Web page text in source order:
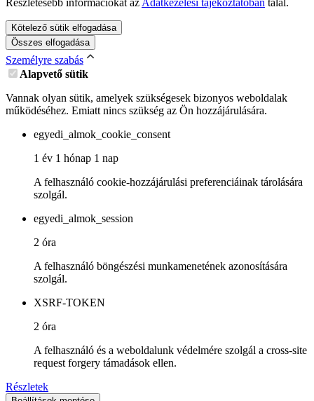
Kötelező sütik elfogadása
Összes elfogadása
Személyre szabás
Alapvető sütik
Vannak olyan sütik, amelyek szükségesek bizonyos weboldalak
működéséhez. Emiatt nincs szükség az Ön hozzájárulására.
egyedi_almok_cookie_consent
1 év 1 hónap 1 nap
A felhasználó cookie-hozzájárulási preferenciáinak tárolására
szolgál.
egyedi_almok_session
2 óra
A felhasználó böngészési munkamenetének azonosítására
szolgál.
XSRF-TOKEN
2 óra
A felhasználó és a weboldalunk védelmére szolgál a cross-site
request forgery támadások ellen.
Részletek